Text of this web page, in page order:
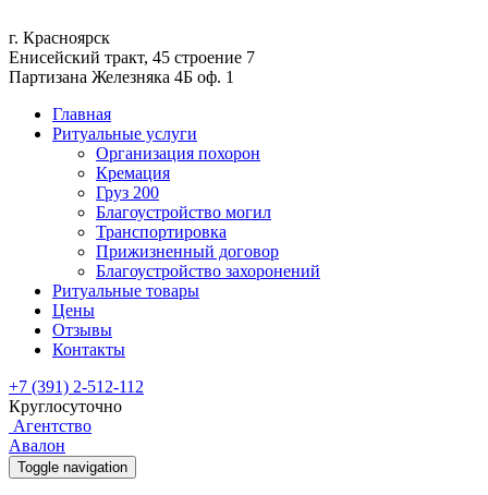
г. Красноярск
Енисейский тракт, 45 строение 7
Партизана Железняка 4Б оф. 1
Главная
Ритуальные услуги
Организация похорон
Кремация
Груз 200
Благоустройство могил
Транспортировка
Прижизненный договор
Благоустройство захоронений
Ритуальные товары
Цены
Отзывы
Контакты
+7 (391) 2-512-112
Круглосуточно
Агентство
Авалон
Toggle navigation